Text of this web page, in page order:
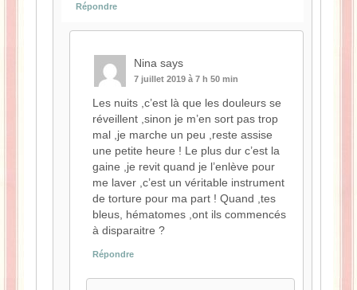
Répondre
Nina says
7 juillet 2019 à 7 h 50 min
Les nuits ,c’est là que les douleurs se
réveillent ,sinon je m’en sort pas trop
mal ,je marche un peu ,reste assise
une petite heure ! Le plus dur c’est la
gaine ,je revit quand je l’enlève pour
me laver ,c’est un véritable instrument
de torture pour ma part ! Quand ,tes
bleus, hématomes ,ont ils commencés
à disparaitre ?
Répondre